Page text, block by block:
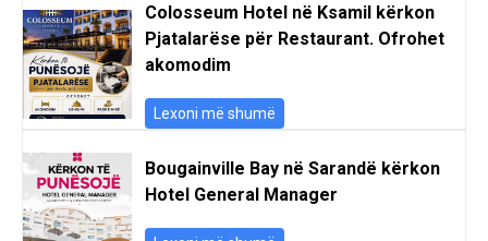
Colosseum Hotel në Ksamil kërkon
Pjatalarëse për Restaurant. Ofrohet
akomodim
Lexoni më shumë
Bougainville Bay në Sarandë kërkon
Hotel General Manager